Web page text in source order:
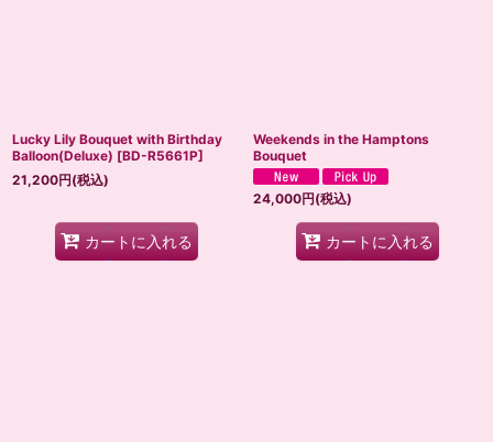
Lucky Lily Bouquet with Birthday
Balloon(Deluxe) [BD-R5661P]
21,200円(税込)
カートに入れる
Weekends in the Hamptons
Bouquet
24,000円(税込)
カートに入れる